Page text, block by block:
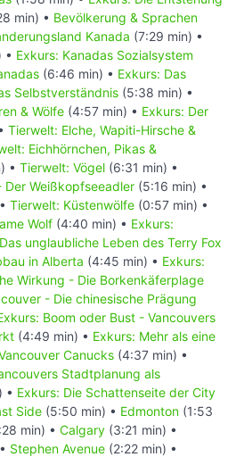
min) • Bevölkerung & Sprachen
Kanada (7:29 min) •
• Exkurs: Kanadas Sozialsystem
(6:46 min) • Exkurs: Das
Selbstverständnis (5:38 min) •
& Wölfe (4:57 min) • Exkurs: Der
Tierwelt: Elche, Wapiti-Hirsche &
Eichhörnchen, Pikas &
• Tierwelt: Vögel (6:31 min) •
Der Weißkopfseeadler (5:16 min) •
Tierwelt: Küstenwölfe (0:57 min) •
Wolf (4:40 min) • Exkurs:
unglaubliche Leben des Terry Fox
in Alberta (4:45 min) • Exkurs:
Wirkung - Die Borkenkäferplage
- Die chinesische Prägung
Boom oder Bust - Vancouvers
(4:49 min) • Exkurs: Mehr als eine
Canucks (4:37 min) •
Stadtplanung als
• Exkurs: Die Schattenseite der City
Side (5:50 min) • Edmonton (1:53
min) • Calgary (3:21 min) •
Stephen Avenue (2:22 min) •